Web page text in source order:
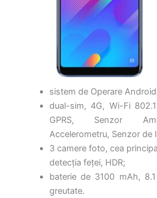
sistem de Operare
dual-sim, 4G, Wi-Fi
GPRS, Senzor
Accelerometru, Senzor de
3 camere foto, cea
detecția feței, HDR;
baterie de 3100 mAh,
greutate.